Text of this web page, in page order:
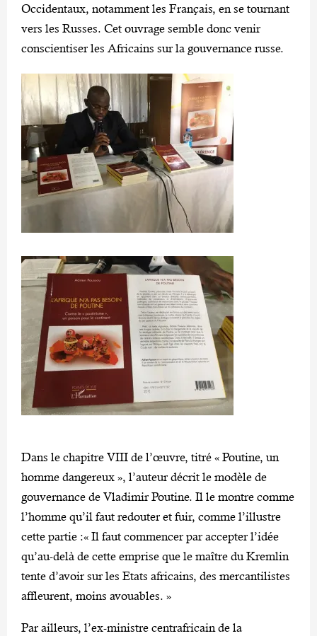
Occidentaux, notamment les Français, en se tournant
vers les Russes. Cet ouvrage semble donc venir
conscientiser les Africains sur la gouvernance russe.
Dans le chapitre VIII de l’œuvre, titré « Poutine, un
homme dangereux », l’auteur décrit le modèle de
gouvernance de Vladimir Poutine. Il le montre comme
l’homme qu’il faut redouter et fuir, comme l’illustre
cette partie :« Il faut commencer par accepter l’idée
qu’au-delà de cette emprise que le maître du Kremlin
tente d’avoir sur les Etats africains, des mercantilistes
affleurent, moins avouables. »
Par ailleurs, l’ex-ministre centrafricain de la